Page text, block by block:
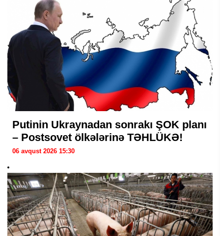
Putinin Ukraynadan sonrakı ŞOK planı
– Postsovet ölkələrinə TƏHLÜKƏ!
06 avqust 2026 15:30